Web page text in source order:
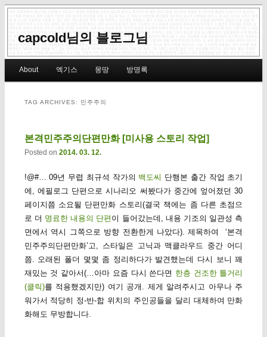
capcold님의 블로그님
Skip to primary content
Skip to secondary content
About 엑기스 몽땅 방명록
TAG ARCHIVES: 민주주의
본격민주주의단편만화 [미사용 스토리 작업]
Posted on 2014. 03. 12.
!@#… 09년 무렵 최규석 작가의 백도씨 단행본 출간 작업 초기
에, 에필로그 단편으로 시나리오 써봤다가 중간에 엎어졌던 30
페이지쯤 소요될 단편만화 스토리(결국 책에는 좀 다른 초점으
로 더 명료한 내용의 단편 이 들어갔는데, 내용 기조의 일관성 측
면에서 역시 그쪽으로 방향 전환한게 나았다). 제목하여 ‘본격
민주주의단편만화’고, 스타일은 고닉과 맥클라우드 중간 어디
쯤. 오래된 폴더 몇몇 좀 정리하다가 발견했는데 다시 보니 꽤
재밌는 것 같아서(…아마 요즘 다시 쓴다면 한층 건조한 틀거리
(클릭)를 적용했겠지만) 여기 공개. 제게 알려주시고 아무나 주
워가서 적당히 정-반-합 위치의 주인공들을 달리 대체하여 만화
화해도 무방합니다.